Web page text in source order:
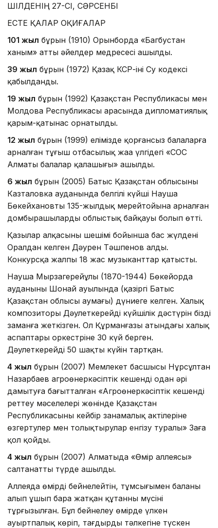
ШІЛДЕНІҢ 27-СІ, СӘРСЕНБІ
ЕСТЕ ҚАЛАР ОҚИҒАЛАР
101 жыл бұрын (1910) Орынборда «Багбустан
ханым» атты әйелдер медресесі ашылды.
39 жыл бұрын (1972) Қазақ КСР-інің Су кодексі
қабылданды.
19 жыл бұрын (1992) Қазақстан Республикасы мен
Молдова Республикасы арасында дипломатиялық
қарым-қатынас орнатылды.
12 жыл бұрын (1999) елімізде қорғансыз балаларға
арналған тұңғыш отбасылық жаңа үлгідегі «СОС
Алматы балалар қалашығы» ашылды.
6 жыл бұрын (2005) Батыс Қазақстан облысының
Казталовка ауданында белгілі күйші Науша
Бөкейхановтың 135-жылдық мерейтойына арналған
домбырашылардың облыстық байқауы болып өтті.
Қазылар алқасының шешімі бойынша бас жүлдені
Оралдан келген Дәурен Тәшпенов алды.
Конкурсқа жалпы 18 жас музыканттар қатысты.
Науша Мырзагерейұлы (1870-1944) Бөкейорда
ауданының Шонай ауылында (қазіргі Батыс
Қазақстан облысы аумағы) дүниеге келген. Халық
композиторы Дәулеткерейдің күйшілік дәстүрін біздің
заманға жеткізген. Ол Құрманғазы атындағы халық
аспаптары оркестріне 30 күй берген.
Дәулеткерейдің 50 шақты күйін тартқан.
4 жыл бұрын (2007) Мемлекет басшысы Нұрсұлтан
Назарбаев агроөнеркәсіптік кешенді одан әрі
дамытуға бағытталған «Агроөнеркәсіптік кешенді
реттеу мәселелері жөнінде Қазақстан
Республикасының кейбір заңнамалық актілеріне
өзгертулер мен толықтырулар енгізу туралы» Заңға
қол қойды.
4 жыл бұрын (2007) Алматыда «Өмір аллеясы»
салтанатты түрде ашылды.
Аллеяда өмірді бейнелейтін, тұмсығымен баланы
алып ұшып бара жатқан құтанның мүсіні
тұрғызылған. Бұл бейнелеу өмірде үлкен
ауыртпалық көріп, тағдырдың тәлкегіне түскен